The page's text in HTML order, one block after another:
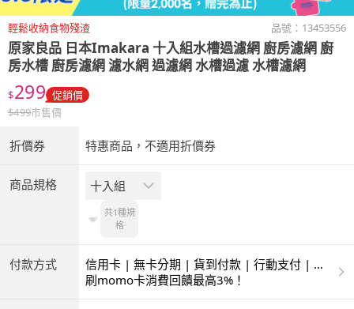
輕鬆收納食物殘渣 品號： 13453556
原家良品 日本Imakara 十入組水槽過濾網 廚房濾網 廚
房水槽 廚房濾網 濾水網 過濾網 水槽過濾 水槽濾網
$299 促銷價
$499市售價
折價券 特惠商品，不適用折價券
商品規格 十入組
共1種規
格
付款方式
信用卡 | 無卡分期 | 貨到付款 | 行動支付 | 超
商付款 | ATM | 銀聯卡
刷momo卡消費回饋最高3%！